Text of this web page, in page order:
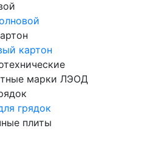
картон
марки ЛЭОД
грядок
плиты